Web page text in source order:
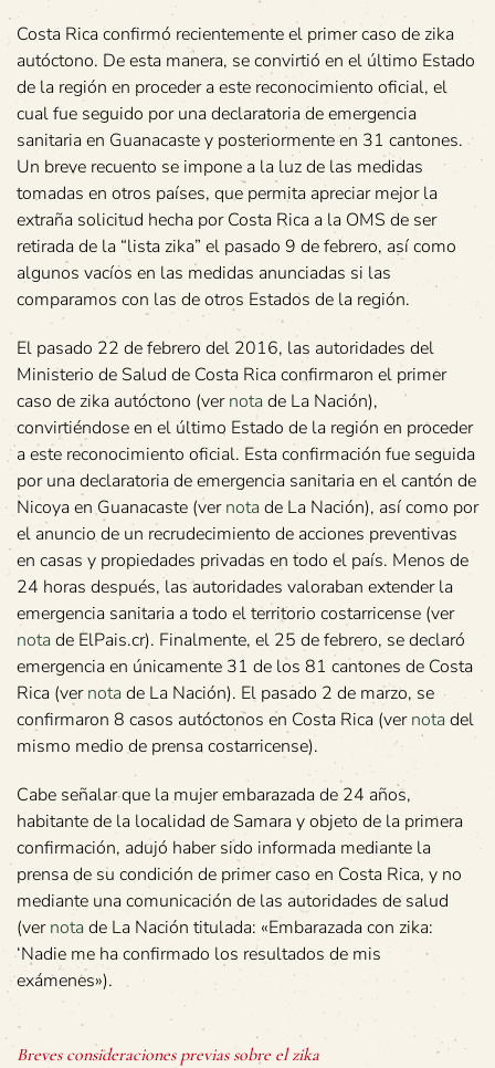
Costa Rica confirmó recientemente el primer caso de zika
autóctono. De esta manera, se convirtió en el último Estado
de la región en proceder a este reconocimiento oficial, el
cual fue seguido por una declaratoria de emergencia
sanitaria en Guanacaste y posteriormente en 31 cantones.
Un breve recuento se impone a la luz de las medidas
tomadas en otros países, que permita apreciar mejor la
extraña solicitud hecha por Costa Rica a la OMS de ser
retirada de la “lista zika” el pasado 9 de febrero, así como
algunos vacíos en las medidas anunciadas si las
comparamos con las de otros Estados de la región.
El pasado 22 de febrero del 2016, las autoridades del
Ministerio de Salud de Costa Rica confirmaron el primer
caso de zika autóctono (vernota de La Nación),
convirtiéndose en el último Estado de la región en proceder
a este reconocimiento oficial. Esta confirmación fue seguida
por una declaratoria de emergencia sanitaria en el cantón de
Nicoya en Guanacaste (vernota de La Nación), así como por
el anuncio de un recrudecimiento de acciones preventivas
en casas y propiedades privadas en todo el país. Menos de
24 horas después, las autoridades valoraban extender la
emergencia sanitaria a todo el territorio costarricense (ver
nota de ElPais.cr). Finalmente, el 25 de febrero, se declaró
emergencia en únicamente 31 de los 81 cantones de Costa
Rica (vernota de La Nación). El pasado 2 de marzo, se
confirmaron 8 casos autóctonos en Costa Rica (vernota del
mismo medio de prensa costarricense).
Cabe señalar que la mujer embarazada de 24 años,
habitante de la localidad de Samara y objeto de la primera
confirmación, adujó haber sido informada mediante la
prensa de su condición de primer caso en Costa Rica, y no
mediante una comunicación de las autoridades de salud
(vernota de La Nación titulada: «Embarazada con zika:
‘Nadie me ha confirmado los resultados de mis
exámenes»).
Breves consideraciones previas sobre el zika